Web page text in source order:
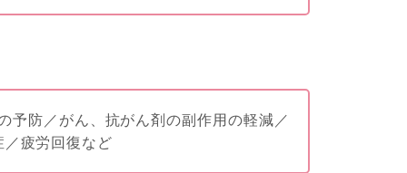
予防／がん、抗がん剤の副作用の軽減／
／疲労回復など